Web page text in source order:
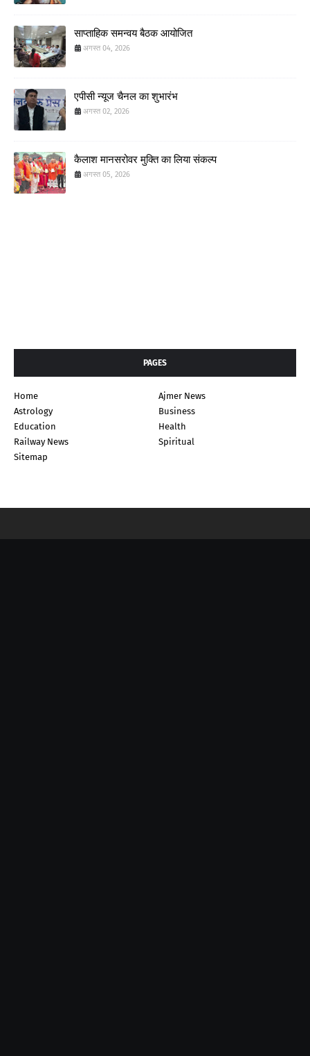
साप्ताहिक समन्वय बैठक आयोजित
अगस्त 04, 2026
एपीसी न्यूज चैनल का शुभारंभ
अगस्त 02, 2026
कैलाश मानसरोवर मुक्ति का लिया संकल्प
अगस्त 05, 2026
PAGES
Home
Ajmer News
Astrology
Business
Education
Health
Railway News
Spiritual
Sitemap